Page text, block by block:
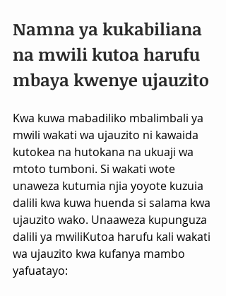
Namna ya kukabiliana
na mwili kutoa harufu
mbaya kwenye ujauzito
Kwa kuwa mabadiliko mbalimbali ya
mwili wakati wa ujauzito ni kawaida
kutokea na hutokana na ukuaji wa
mtoto tumboni. Si wakati wote
unaweza kutumia njia yoyote kuzuia
dalili kwa kuwa huenda si salama kwa
ujauzito wako. Unaaweza kupunguza
dalili ya mwiliKutoa harufu kali wakati
wa ujauzito kwa kufanya mambo
yafuatayo: